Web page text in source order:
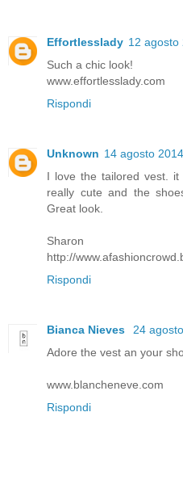
Effortlesslady 12 agosto
Such a chic look!
www.effortlesslady.com
Rispondi
Unknown 14 agosto
I love the tailored vest.
really cute and the
Great look.
Sharon
http://
Rispondi
Bianca Nieves
24
Adore the vest an your
www.blancheneve.com
Rispondi